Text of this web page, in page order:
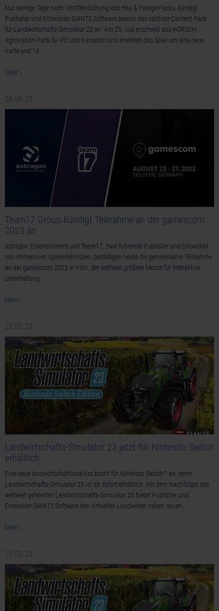
Nur wenige Tage nach Veröffentlichung des Hay & Forage Packs, kündigt
Publisher und Entwickler GIANTS Software bereits das nächste Content Pack
für Landwirtschafts-Simulator 22 an. Am 25. Juli erscheint das HORSCH
AgroVation Pack für PC und Konsolen und erweitert das Spiel um eine neue
Karte und 14…
Mehr ›
06.06.23
Team17 Group kündigt Teilnahme an der gamescom
2023 an
astragon Entertainment und Team17, zwei führende Publisher und Entwickler
von immersiven Spielerlebnissen, bestätigen heute die gemeinsame Teilnahme
an der gamescom 2023 in Köln, der weltweit größten Messe für interaktive
Unterhaltung.
Mehr ›
23.05.23
Landwirtschafts-Simulator 23 jetzt für Nintendo Switch
erhältlich
Eine neue landwirtschaftliche Ära bricht für Nintendo Switch™ an, denn
Landwirtschafts-Simulator 23 ist ab sofort erhältlich. Mit dem Nachfolger des
weltweit gefeierten Landwirtschafts-Simulator 20 bietet Publisher und
Entwickler GIANTS Software den virtuellen Landwirten neben neuen…
Mehr ›
27.03.23